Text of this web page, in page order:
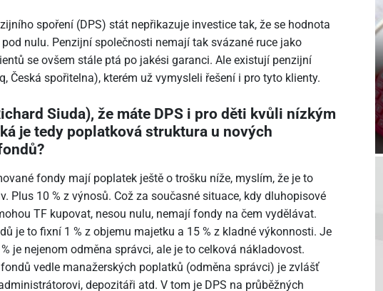
spoření (DPS) stát nepřikazuje investice tak, že se hodnota
nulu. Penzijní společnosti nemají tak svázané ruce jako
se ovšem stále ptá po jakési garanci. Ale existují penzijní
Česká spořitelna), kterém už vymysleli řešení i pro tyto klienty.
Siuda), že máte DPS i pro děti kvůli nízkým
je tedy poplatková struktura u nových
fondy mají poplatek ještě o trošku níže, myslím, že je to
Plus 10 % z výnosů. Což za současné situace, kdy dluhopisové
TF kupovat, nesou nulu, nemají fondy na čem vydělávat.
je to fixní 1 % z objemu majetku a 15 % z kladné výkonnosti. Je
je nejenom odměna správci, ale je to celková nákladovost.
vedle manažerských poplatků (odměna správci) je zvlášť
depozitáři atd. V tom je DPS na průběžných